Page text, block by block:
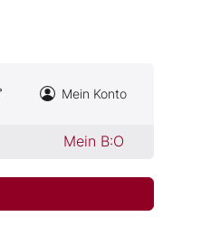
Mein Konto
Mein B:O